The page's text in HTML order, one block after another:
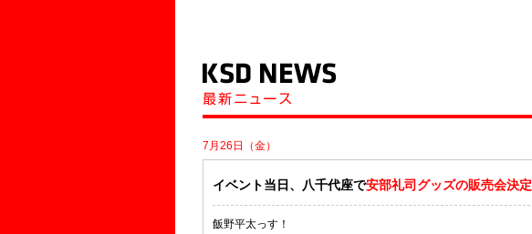
7月26日（金）
イベント当日、八千代座で安部礼司グッズの販売会決定
飯野平太っす！